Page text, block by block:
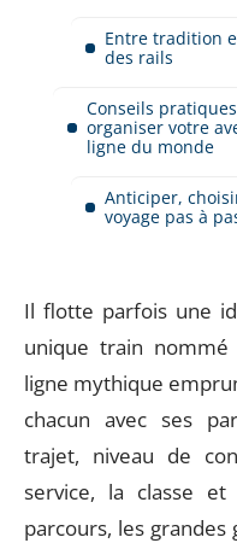
Entre tradition
des rails
Conseils
organiser votre
ligne du monde
Anticiper,
voyage pas à
Il flotte parfois une
unique train nommé
ligne mythique
chacun avec ses
trajet, niveau de
service, la classe
parcours, les grandes